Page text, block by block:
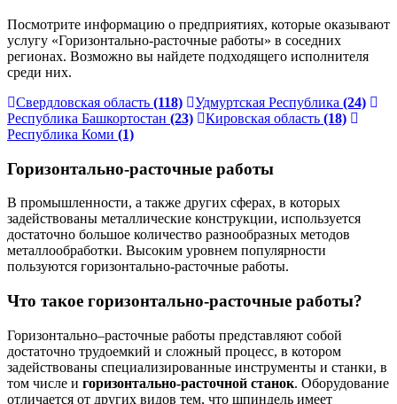
Посмотрите информацию о предприятиях, которые оказывают
услугу «Горизонтально-расточные работы» в соседних
регионах. Возможно вы найдете подходящего исполнителя
среди них.
Свердловская область (118) Удмуртская Республика (24)
Республика Башкортостан (23) Кировская область (18)
Республика Коми (1)
Горизонтально-расточные работы
В промышленности, а также других сферах, в которых
задействованы металлические конструкции, используется
достаточно большое количество разнообразных методов
металлообработки. Высоким уровнем популярности
пользуются горизонтально-расточные работы.
Что такое горизонтально-расточные работы?
Горизонтально–расточные работы представляют собой
достаточно трудоемкий и сложный процесс, в котором
задействованы специализированные инструменты и станки, в
том числе и горизонтально-расточной станок. Оборудование
отличается от других видов тем, что шпиндель имеет